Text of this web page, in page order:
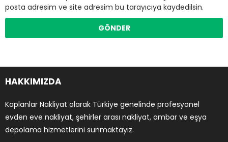
posta adresim ve site adresim bu tarayıcıya kaydedilsin.
HAKKIMIZDA
Kaplanlar Nakliyat olarak Türkiye genelinde profesyonel
evden eve nakliyat, şehirler arası nakliyat, ambar ve eşya
depolama hizmetlerini sunmaktayız.